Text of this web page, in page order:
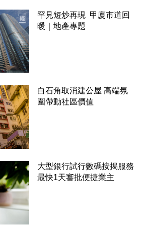
罕見短炒再現 甲廈市道回
暖｜地產專題
白石角取消建公屋 高端氛
圍帶動社區價值
大型銀行試行數碼按揭服務
最快1天審批便捷業主